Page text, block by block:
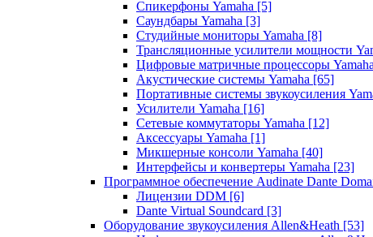
Спикерфоны Yamaha [5]
Саундбары Yamaha [3]
Студийные мониторы Yamaha [8]
Трансляционные усилители мощности
Цифровые матричные процессоры Yamaha
Акустические системы Yamaha [65]
Портативные системы звукоусиления
Усилители Yamaha [16]
Сетевые коммутаторы Yamaha [12]
Аксессуары Yamaha [1]
Микшерные консоли Yamaha [40]
Интерфейсы и конвертеры Yamaha [23]
Программное обеспечение Audinate Dante
Лицензии DDM [6]
Dante Virtual Soundcard [3]
Оборудование звукоусиления Allen&Heath [53]